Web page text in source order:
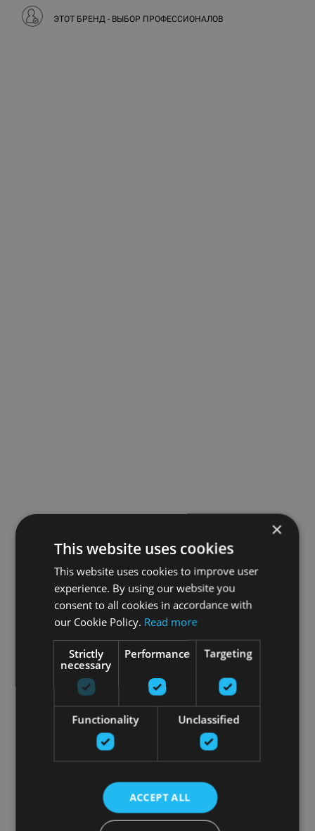
ЭТОТ БРЕНД - ВЫБОР ПРОФЕССИОНАЛОВ
×
This website uses cookies
This website uses cookies to improve user
experience. By using our website you
consent to all cookies in accordance with
our Cookie Policy. Read more
Strictly
necessary
Performance Targeting
Functionality Unclassified
ACCEPT ALL